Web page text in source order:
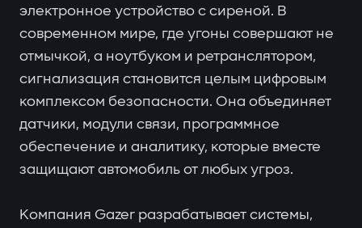
электронное устройство с сиреной. В
современном мире, где угоны совершают не
отмычкой, а ноутбуком и ретранслятором,
сигнализация становится целым цифровым
комплексом безопасности. Она объединяет
датчики, модули связи, программное
обеспечение и аналитику, которые вместе
защищают автомобиль от любых угроз.
Компания Gazer разрабатывает системы,